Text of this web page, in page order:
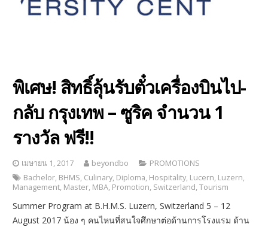
พิเศษ! สิทธิ์ลุ้นรับตั๋วเครื่องบินไป-
กลับ กรุงเทพ – ซูริค จำนวน 1
รางวัล ฟรี!!
เมษายน 1, 2017 beyondbo
PROMOTIONS
Bachelor, BHMS, Culinary, Diploma, Hospitality, Lucern, Luzern,
Management, Master, MBA, Promotion, Switzerland, Tourism
Summer Program at B.H.M.S. Luzern, Switzerland 5 – 12
August 2017 น้อง ๆ คนไหนที่สนใจศึกษาต่อด้านการโรงแรม ด้าน